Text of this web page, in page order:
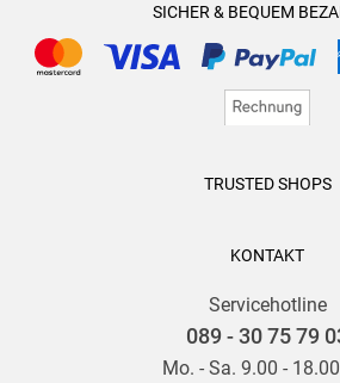
SICHER & BEQUEM
TRUSTED SHOPS
KONTAKT
Servicehotline
089 - 30 75 79
Mo. - Sa. 9.00 -